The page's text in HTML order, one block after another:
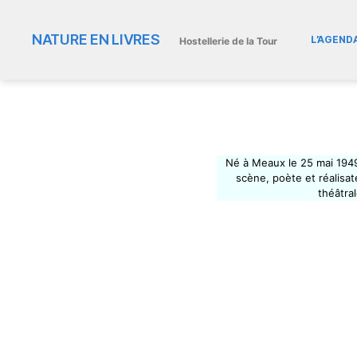
NATURE EN LIVRES Hostellerie de la Tour
Né à Meaux le 25 mai
scène, poète et